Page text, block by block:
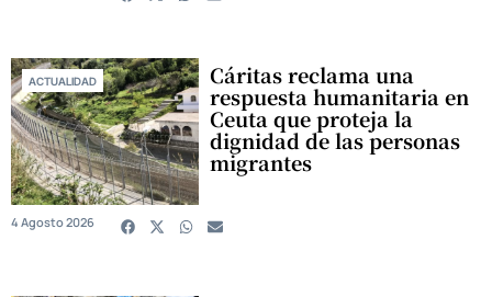
ACTUALIDAD Cáritas reclama una
respuesta humanitaria en
Ceuta que proteja la
dignidad de las personas
migrantes
4 Agosto 2026